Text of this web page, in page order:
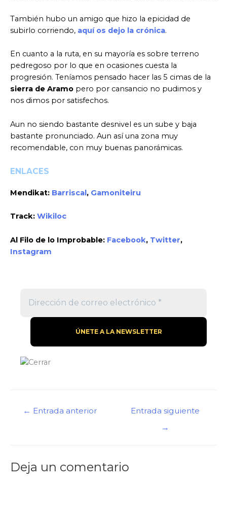
También hubo un amigo que hizo la epicidad de
subirlo corriendo, aquí os dejo la crónica.
En cuanto a la ruta, en su mayoría es sobre terreno
pedregoso por lo que en ocasiones cuesta la
progresión. Teníamos pensado hacer las 5 cimas de la
sierra de Aramo pero por cansancio no pudimos y
nos dimos por satisfechos.
Aun no siendo bastante desnivel es un sube y baja
bastante pronunciado. Aun así una zona muy
recomendable, con muy buenas panorámicas.
ENLACES
Mendikat: Barriscal, Gamoniteiru
Track: Wikiloc
Al Filo de lo Improbable: Facebook, Twitter,
Instagram
← Entrada anterior
Entrada siguiente
→
Deja un comentario